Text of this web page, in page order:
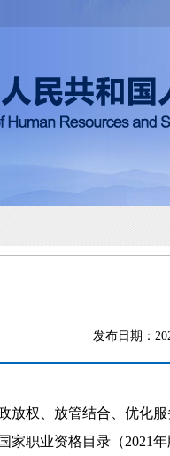
发布日期
放权、放管结合、优化
家职业资格目录（2021